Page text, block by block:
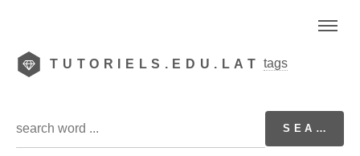
TUTORIELS.EDU.LAT tags